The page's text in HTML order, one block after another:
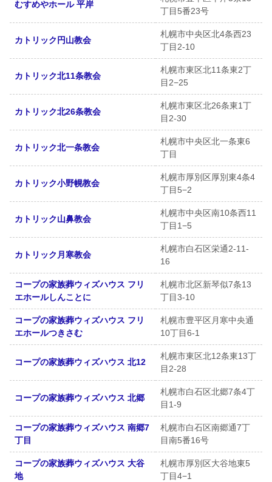
むすめやホール 平岸
丁目5番23号
カトリック円山教会
札幌市中央区北4条西23
丁目2-10
カトリック北11条教会
札幌市東区北11条東2丁
目2−25
カトリック北26条教会
札幌市東区北26条東1丁
目2-30
カトリック北一条教会
札幌市中央区北一条東6
丁目
カトリック小野幌教会
札幌市厚別区厚別東4条4
丁目5−2
カトリック山鼻教会
札幌市中央区南10条西11
丁目1−5
カトリック月寒教会
札幌市白石区栄通2-11-
16
コープの家族葬ウィズハウス フリ
エホールしんことに
札幌市北区新琴似7条13
丁目3-10
コープの家族葬ウィズハウス フリ
エホールつきさむ
札幌市豊平区月寒中央通
10丁目6-1
コープの家族葬ウィズハウス 北12
札幌市東区北12条東13丁
目2-28
コープの家族葬ウィズハウス 北郷
札幌市白石区北郷7条4丁
目1-9
コープの家族葬ウィズハウス 南郷7
丁目
札幌市白石区南郷通7丁
目南5番16号
コープの家族葬ウィズハウス 大谷
地
札幌市厚別区大谷地東5
丁目4−1